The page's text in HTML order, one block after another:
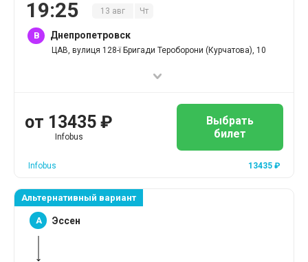
19:25 13 авг Чт
B Днепропетровск
ЦАВ, вулиця 128-ї Бригади Тероборони (Курчатова), 10
от 13435 ₽
Infobus
Выбрать
билет
Infobus 13435 ₽
Альтернативный вариант
A Эссен